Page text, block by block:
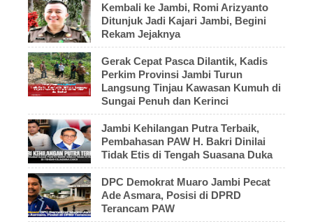
Kembali ke Jambi, Romi Arizyanto
Ditunjuk Jadi Kajari Jambi, Begini
Rekam Jejaknya
Gerak Cepat Pasca Dilantik, Kadis
Perkim Provinsi Jambi Turun
Langsung Tinjau Kawasan Kumuh di
Sungai Penuh dan Kerinci
Jambi Kehilangan Putra Terbaik,
Pembahasan PAW H. Bakri Dinilai
Tidak Etis di Tengah Suasana Duka
DPC Demokrat Muaro Jambi Pecat
Ade Asmara, Posisi di DPRD
Terancam PAW